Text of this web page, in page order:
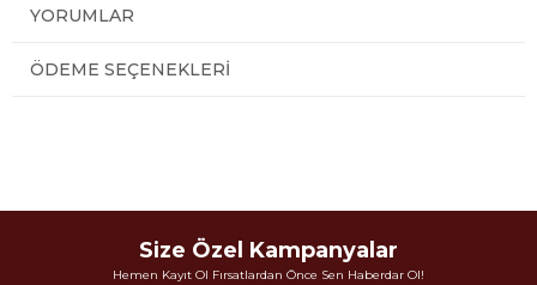
YORUMLAR
ÖDEME SEÇENEKLERI
Size Özel Kampanyalar
Hemen Kayıt Ol Fırsatlardan Önce Sen Haberdar Ol!